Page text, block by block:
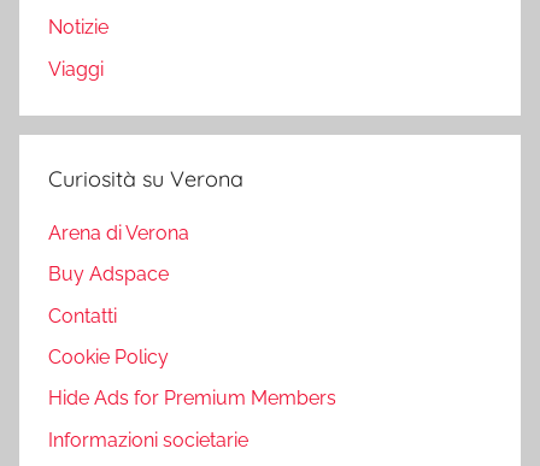
Notizie
Viaggi
Curiosità su Verona
Arena di Verona
Buy Adspace
Contatti
Cookie Policy
Hide Ads for Premium Members
Informazioni societarie